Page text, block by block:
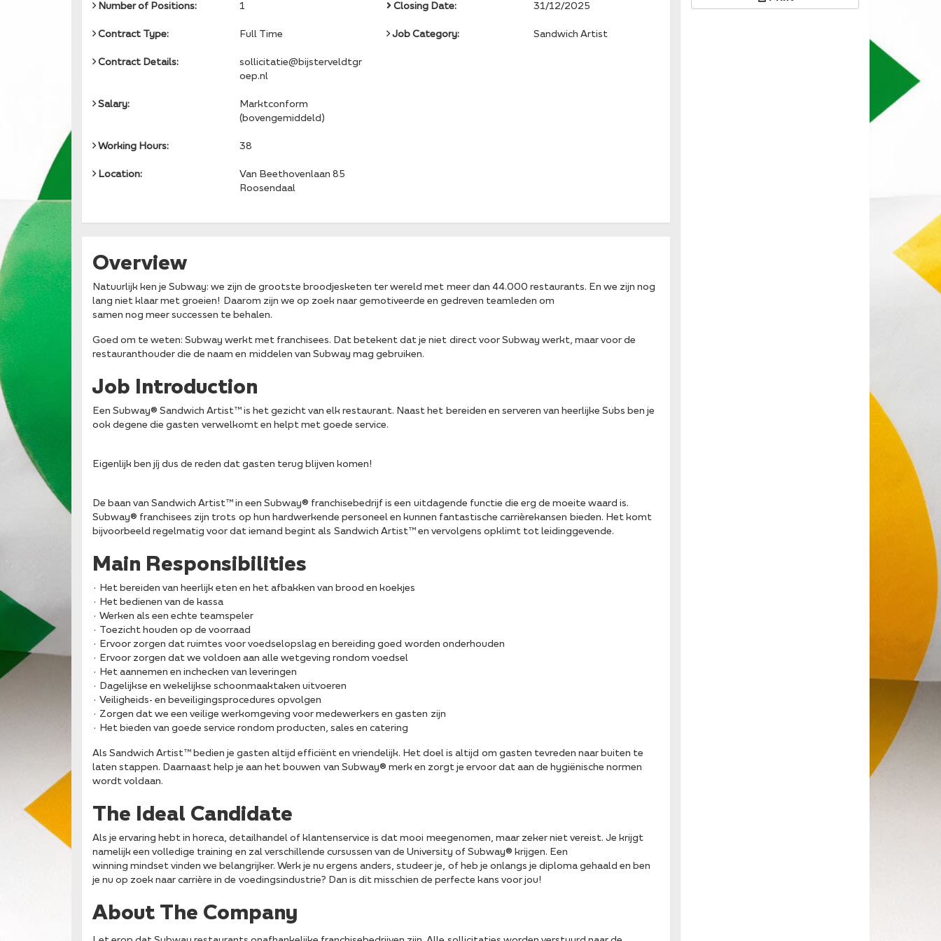
Number of Positions: 1
Contract Type: Full Time
Contract Details:
sollicitatie@bijsterveldtgr
oep.nl
Salary:
Marktconform
(bovengemiddeld)
Working Hours: 38
Location:
Van Beethovenlaan 85
Roosendaal
Closing Date: 31/12/2025
Job Category: Sandwich Artist
Overview
Natuurlijk ken je Subway: we zijn de grootste broodjesketen ter wereld met meer dan 44.000 restaurants. En we zijn nog
lang niet klaar met groeien! Daarom zijn we op zoek naar gemotiveerde en gedreven teamleden om
samen nog meer successen te behalen.
Goed om te weten: Subway werkt met franchisees. Dat betekent dat je niet direct voor Subway werkt, maar voor de
restauranthouder die de naam en middelen van Subway mag gebruiken.
Job Introduction
Een Subway® Sandwich Artist™ is het gezicht van elk restaurant. Naast het bereiden en serveren van heerlijke Subs ben je
ook degene die gasten verwelkomt en helpt met goede service.
Eigenlijk ben jíj dus de reden dat gasten terug blijven komen!
De baan van Sandwich Artist™ in een Subway® franchisebedrijf is een uitdagende functie die erg de moeite waard is.
Subway® franchisees zijn trots op hun hardwerkende personeel en kunnen fantastische carrièrekansen bieden. Het komt
bijvoorbeeld regelmatig voor dat iemand begint als Sandwich Artist™ en vervolgens opklimt tot leidinggevende.
Main Responsibilities
· Het bereiden van heerlijk eten en het afbakken van brood en koekjes
· Het bedienen van de kassa
· Werken als een echte teamspeler
· Toezicht houden op de voorraad
· Ervoor zorgen dat ruimtes voor voedselopslag en bereiding goed worden onderhouden
· Ervoor zorgen dat we voldoen aan alle wetgeving rondom voedsel
· Het aannemen en inchecken van leveringen
· Dagelijkse en wekelijkse schoonmaaktaken uitvoeren
· Veiligheids- en beveiligingsprocedures opvolgen
· Zorgen dat we een veilige werkomgeving voor medewerkers en gasten zijn
· Het bieden van goede service rondom producten, sales en catering
Als Sandwich Artist™ bedien je gasten altijd efficiënt en vriendelijk. Het doel is altijd om gasten tevreden naar buiten te
laten stappen. Daarnaast help je aan het bouwen van Subway® merk en zorgt je ervoor dat aan de hygiënische normen
wordt voldaan.
The Ideal Candidate
Als je ervaring hebt in horeca, detailhandel of klantenservice is dat mooi meegenomen, maar zeker niet vereist. Je krijgt
namelijk een volledige training en zal verschillende cursussen van de University of Subway® krijgen. Een
winning mindset vinden we belangrijker. Werk je nu ergens anders, studeer je, of heb je onlangs je diploma gehaald en ben
je nu op zoek naar carrière in de voedingsindustrie? Dan is dit misschien de perfecte kans voor jou!
About The Company